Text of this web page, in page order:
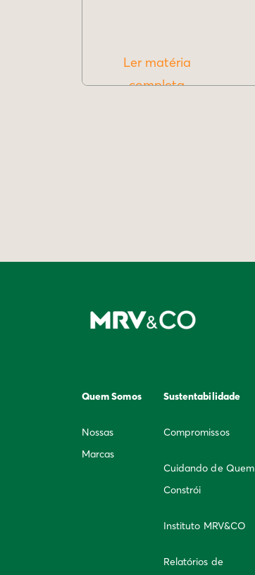
Ler matéria
completa
Quem Somos
Nossas
Marcas
Sustentabilidade
Compromissos
Cuidando de Quem
Constrói
Instituto MRV&CO
Relatórios de